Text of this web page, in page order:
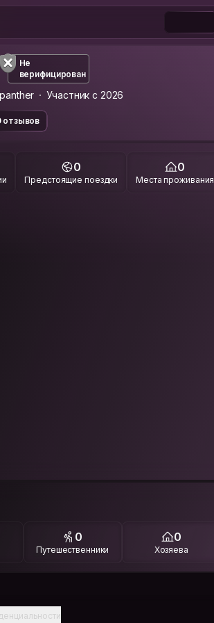
Не
верифицирован
Участник с 2026
отзывов
0
Предстоящие поездки
0
Места проживания
0
Путешественники
0
Хозяева